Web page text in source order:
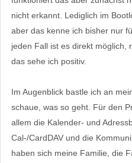
nicht erkannt. Lediglich im
aber das kenne ich bisher nur
jeden Fall ist es direkt möglich,
das sehe ich positiv.
Im Augenblick bastle ich an
schaue, was so geht. Für den
allem die Kalender- und
Cal-/CardDAV und die
haben sich meine Familie, die